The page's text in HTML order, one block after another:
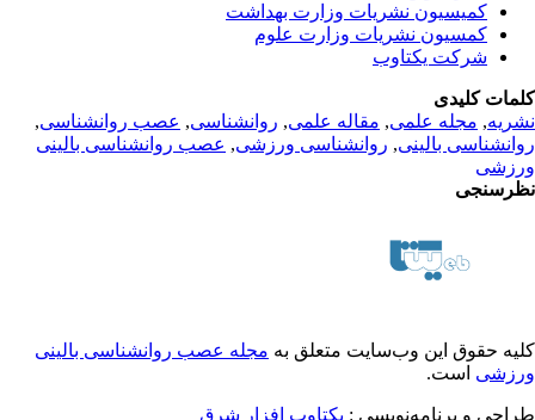
کمیسیون نشریات وزارت بهداشت
کمسیون نشریات وزارت علوم
شرکت یکتاوب
کلیدی
, مجله علمی , مقاله علمی , روانشناسی , عصب روانشناسی ,
بالینی , روانشناسی ورزشی , عصب روانشناسی بالینی
حقوق این وب‌سایت متعلق به مجله عصب روانشناسی بالینی
است.
و برنامه‌نویسی : یکتاوب افزار شرق